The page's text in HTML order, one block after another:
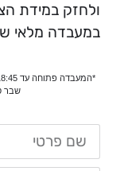
ולחזק במידת
במעבדה מלאי
שבר